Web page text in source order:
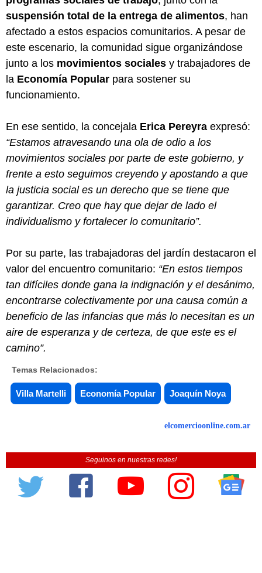
suspensión total de la entrega de alimentos, han
afectado a estos espacios comunitarios. A pesar de
este escenario, la comunidad sigue organizándose
junto a los movimientos sociales y trabajadores de
la Economía Popular para sostener su
funcionamiento.
En ese sentido, la concejala Erica Pereyra expresó:
“Estamos atravesando una ola de odio a los
movimientos sociales por parte de este gobierno, y
frente a esto seguimos creyendo y apostando a que
la justicia social es un derecho que se tiene que
garantizar. Creo que hay que dejar de lado el
individualismo y fortalecer lo comunitario”.
Por su parte, las trabajadoras del jardín destacaron el
valor del encuentro comunitario: “En estos tiempos
tan difíciles donde gana la indignación y el desánimo,
encontrarse colectivamente por una causa común a
beneficio de las infancias que más lo necesitan es un
aire de esperanza y de certeza, de que este es el
camino”.
Temas Relacionados:
Villa Martelli Economía Popular Joaquín Noya
elcomercioonline.com.ar
Seguinos en nuestras redes!